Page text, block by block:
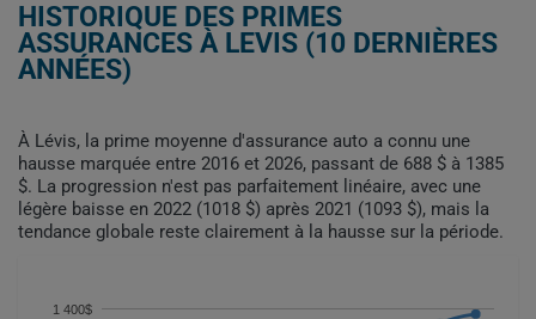
HISTORIQUE DES PRIMES
ASSURANCES À LEVIS (10 DERNIÈRES
ANNÉES)
À Lévis, la prime moyenne d'assurance auto a connu une
hausse marquée entre 2016 et 2026, passant de 688 $ à 1385
$. La progression n'est pas parfaitement linéaire, avec une
légère baisse en 2022 (1018 $) après 2021 (1093 $), mais la
tendance globale reste clairement à la hausse sur la période.
1 400$